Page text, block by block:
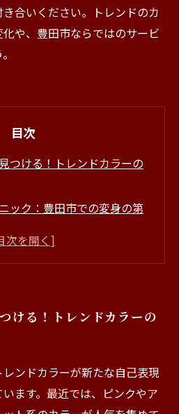
合いください。トレンドのカ
や、豊田市ならではのサービ
目次
つける！トレンドカラーの
ック：豊田市での変身の第
イルを発見！人気のカット
える！色選びのヒント
を彩る：豊田市のトレンド
ける！トレンドカラーの
ンドカラーが新たな自己表現
ます。最近では、ピンクやア